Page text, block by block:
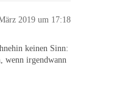
2019 um 17:18
keinen Sinn:
wenn irgendwann